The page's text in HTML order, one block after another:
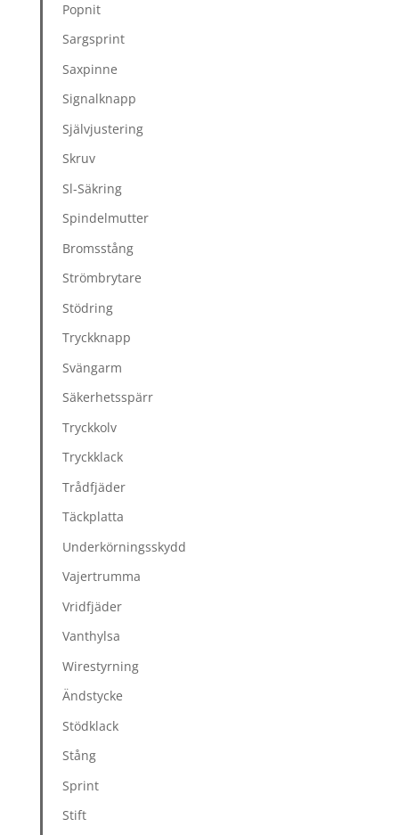
Popnit
Sargsprint
Saxpinne
Signalknapp
Självjustering
Skruv
Sl-Säkring
Spindelmutter
Bromsstång
Strömbrytare
Stödring
Tryckknapp
Svängarm
Säkerhetsspärr
Tryckkolv
Tryckklack
Trådfjäder
Täckplatta
Underkörningsskydd
Vajertrumma
Vridfjäder
Vanthylsa
Wirestyrning
Ändstycke
Stödklack
Stång
Sprint
Stift